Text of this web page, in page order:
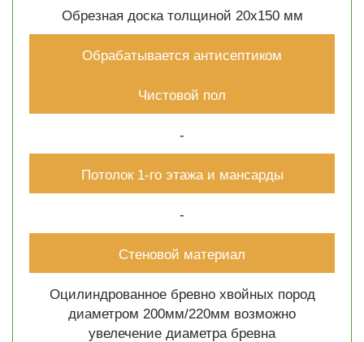
Обрезная доска толщиной 20х150 мм
Обрабатывается антисептиком
Чистовой пол
-
Потолок 1-го этажа и мансарды
-
Стеновой материал
Оцилиндрованное бревно хвойных пород
диаметром 200мм/220мм возможно
увелечение диаметра бревна